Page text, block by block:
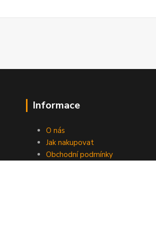
Informace
O nás
Jak nakupovat
Obchodní podmínky